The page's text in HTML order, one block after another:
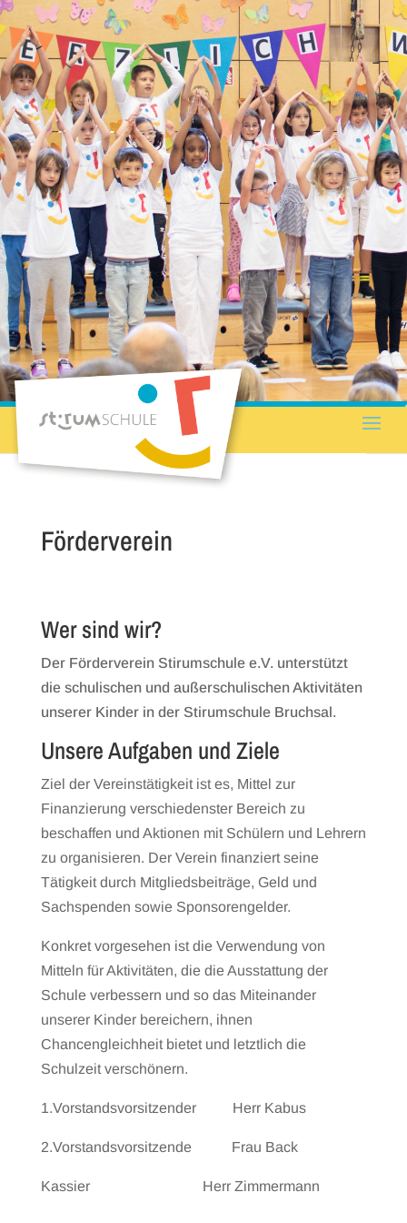
Förderverein
Wer sind wir?
Der Förderverein Stirumschule e.V. unterstützt
die schulischen und außerschulischen Aktivitäten
unserer Kinder in der Stirumschule Bruchsal.
Unsere Aufgaben und Ziele
Ziel der Vereinstätigkeit ist es, Mittel zur
Finanzierung verschiedenster Bereich zu
beschaffen und Aktionen mit Schülern und Lehrern
zu organisieren. Der Verein finanziert seine
Tätigkeit durch Mitgliedsbeiträge, Geld und
Sachspenden sowie Sponsorengelder.
Konkret vorgesehen ist die Verwendung von
Mitteln für Aktivitäten, die die Ausstattung der
Schule verbessern und so das Miteinander
unserer Kinder bereichern, ihnen
Chancengleichheit bietet und letztlich die
Schulzeit verschönern.
1.Vorstandsvorsitzender Herr Kabus
2.Vorstandsvorsitzende Frau Back
Kassier Herr Zimmermann